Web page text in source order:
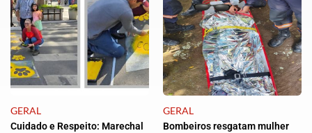
GERAL
Cuidado e Respeito: Marechal
GERAL
Bombeiros resgatam mulher